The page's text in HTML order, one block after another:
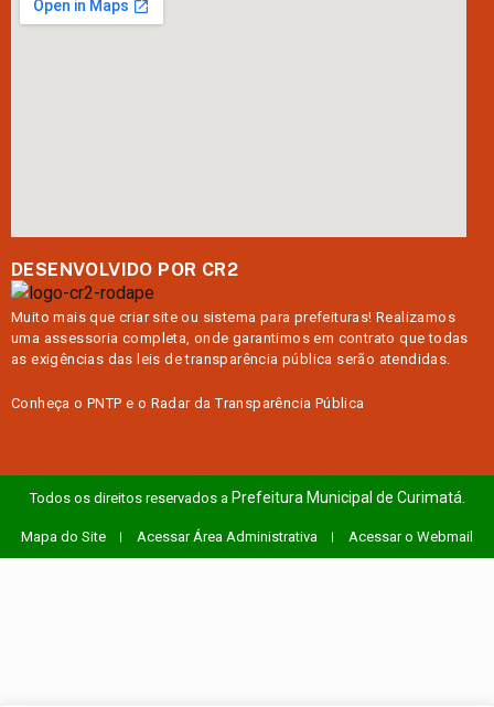
DESENVOLVIDO POR CR2
Muito mais quecriar site ou sistema para prefeituras! Realizamos
uma assessoria completa, onde garantimos em contrato que todas
as exigências das leis de transparência pública serão atendidas.
Conheça oPNTP e o Radar da Transparência Pública
Todos os direitos reservados a Prefeitura Municipal de Curimatá.
Mapa do Site Acessar Área Administrativa Acessar o Webmail